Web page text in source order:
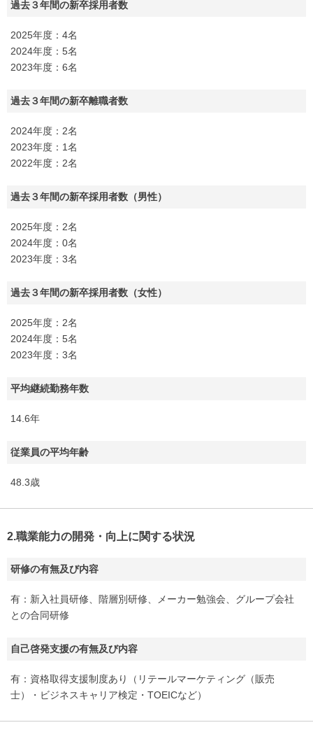
過去３年間の新卒採用者数
2025年度：4名
2024年度：5名
2023年度：6名
過去３年間の新卒離職者数
2024年度：2名
2023年度：1名
2022年度：2名
過去３年間の新卒採用者数（男性）
2025年度：2名
2024年度：0名
2023年度：3名
過去３年間の新卒採用者数（女性）
2025年度：2名
2024年度：5名
2023年度：3名
平均継続勤務年数
14.6年
従業員の平均年齢
48.3歳
2.職業能力の開発・向上に関する状況
研修の有無及び内容
有：新入社員研修、階層別研修、メーカー勉強会、グループ会社
との合同研修
自己啓発支援の有無及び内容
有：資格取得支援制度あり（リテールマーケティング（販売
士）・ビジネスキャリア検定・TOEICなど）